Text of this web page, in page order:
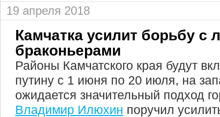
19 апреля 2018
Камчатка усилит борьбу с
браконьерами
Районы Камчатского края будут
путину с 1 июня по 20 июля, на
ожидается значительный подход
Владимир Илюхин поручил